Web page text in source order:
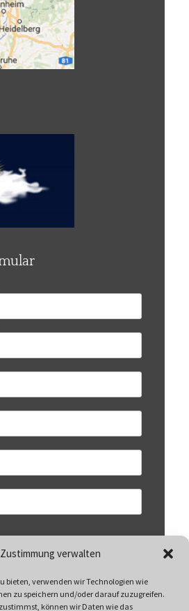
verwalten
bieten, verwenden wir Technologien wie
zu speichern und/oder darauf zuzugreifen.
können wir Daten wie das